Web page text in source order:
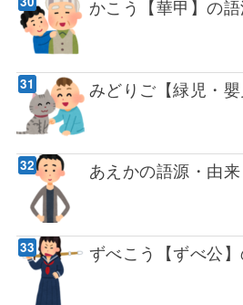
かこう【華甲】の
みどりご【緑児・
あえかの語源・由来
ずべこう【ずべ公